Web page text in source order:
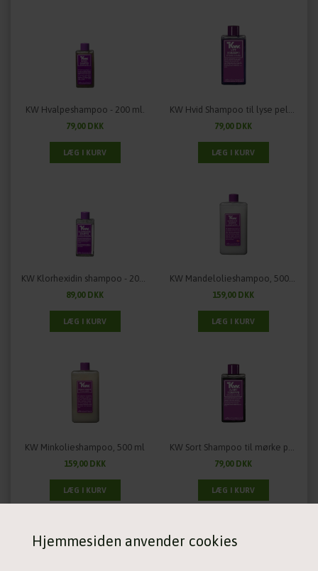
Hjemmesiden anvender cookies
KW Hvalpeshampoo - 200 ml.
79,00 DKK
KW Hvid Shampoo til lyse pelse - 200 ml.
79,00 DKK
KW Klorhexidin shampoo - 200 ml.
89,00 DKK
KW Mandelolieshampoo, 500 ml
159,00 DKK
KW Minkolieshampoo, 500 ml
159,00 DKK
KW Sort Shampoo til mørke pelse - 200 ml.
79,00 DKK